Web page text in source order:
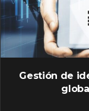
Gestión de